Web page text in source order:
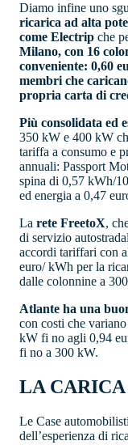
Diamo infine uno
ricarica ad alta
come Electrip che
Milano, con 16
conveniente: 0,60
membri che
propria carta di
Più consolidata ed
350 kW e 400 kW
tariffa a consumo e
annuali: Passport
spina di 0,57 kWh/
ed energia a 0,47
La rete FreetoX,
di servizio
accordi tariffari con
euro/ kWh per la
dalle colonnine a
Atlante ha una
con costi che
kW fi no agli 0,94
fi no a 300 kW.
LA
Le Case
dell’esperienza di